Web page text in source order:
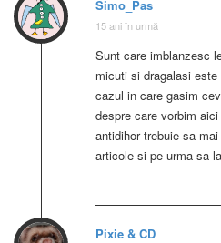
Simo_Pas
15 ani în urmă
Sunt care imblanzesc
micuti si dragalasi
cazul in care gasim
despre care vorbim
antidihor trebuie sa
articole si pe urma sa
Pixie & CD